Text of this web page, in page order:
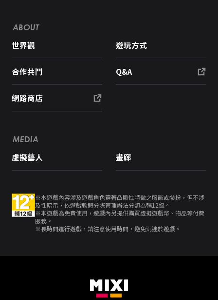
ABOUT
世界觀 遊玩方式
合作共鬥 Q&A
網路商店
MEDIA
虛擬藝人 畫廊
※本遊戲內容涉及遊戲角色穿著凸顯性特徵之服飾或裝扮，但不涉
及性暗示，依遊戲軟體分際管理辦法分類為輔12級。
※本遊戲為免費使用，遊戲內另提供購買虛擬遊戲幣、物品等付費
服務。
※長時間進行遊戲，請注意使用時間，避免沉迷於遊戲。